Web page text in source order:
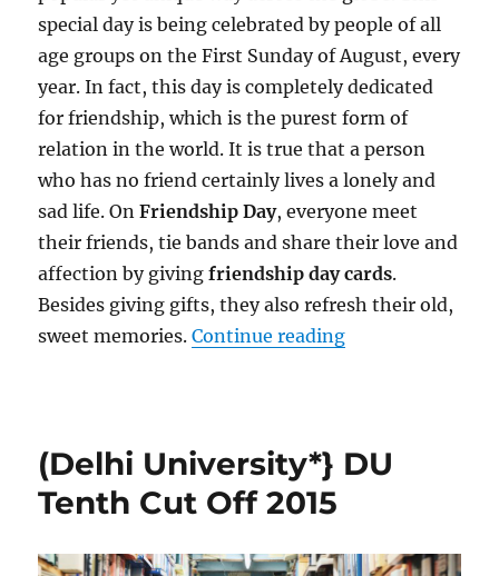
special day is being celebrated by people of all
age groups on the First Sunday of August, every
year. In fact, this day is completely dedicated
for friendship, which is the purest form of
relation in the world. It is true that a person
who has no friend certainly lives a lonely and
sad life. OnFriendship Day, everyone meet
their friends, tie bands and share their love and
affection by giving friendship day cards.
Besides giving gifts, they also refresh their old,
sweet memories.Continue reading“(Greetings*}
(Delhi University*} DU
Tenth Cut Off 2015